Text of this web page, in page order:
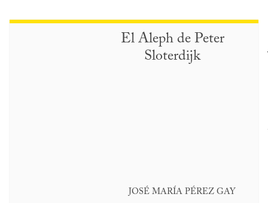
El Aleph de Peter
Sloterdijk
JOSÉ MARÍA PÉREZ GAY